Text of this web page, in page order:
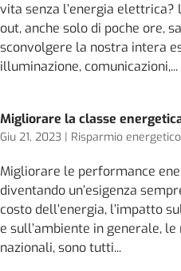
vita senza l’energia elettrica?
out, anche solo di poche ore,
sconvolgere la nostra intera
illuminazione, comunicazioni,...
Migliorare la classe
Giu 21, 2023 | Risparmio energetico
Migliorare le performance
diventando un’esigenza
costo dell’energia, l’impatto
e sull’ambiente in generale,
nazionali, sono tutti...